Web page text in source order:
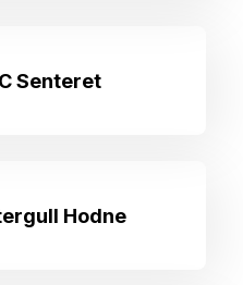
Senteret
Hodne